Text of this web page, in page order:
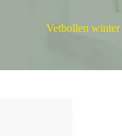
Vetbollen winter